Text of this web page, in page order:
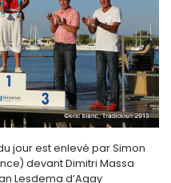
jour est enlevé par Simon
devant Dimitri Massa
Lesdema d’Agay